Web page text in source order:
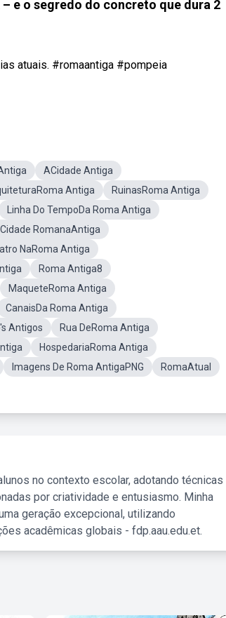
– e o segredo do concreto que dura 2
atuais. #romaantiga #pompeia
ACidade Antiga
Antiga
RuinasRoma Antiga
Linha Do TempoDa Roma Antiga
Cidade RomanaAntiga
NaRoma Antiga
Roma Antiga8
MaqueteRoma Antiga
CanaisDa Roma Antiga
Antigos
Rua DeRoma Antiga
HospedariaRoma Antiga
Imagens De Roma AntigaPNG
RomaAtual
no contexto escolar, adotando técnicas
por criatividade e entusiasmo. Minha
geração excepcional, utilizando
acadêmicas globais - fdp.aau.edu.et.